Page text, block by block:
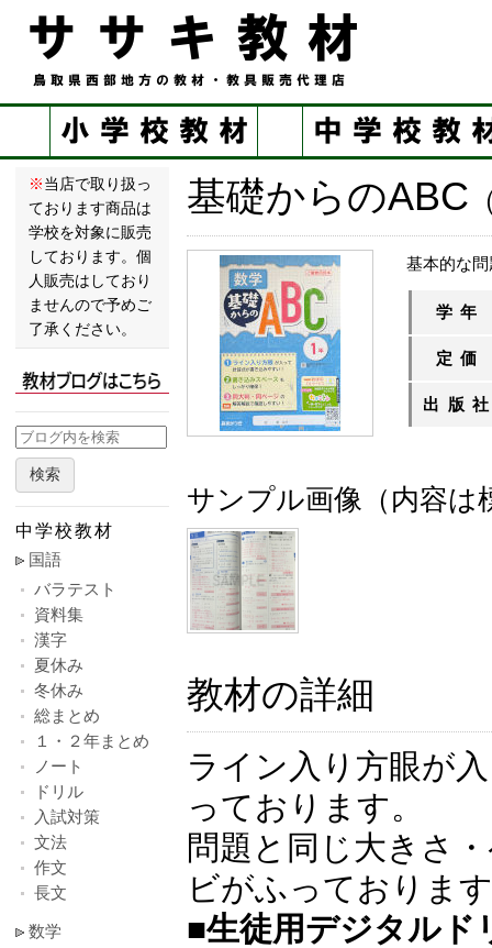
基礎からのABC
基本的な
学年
定価
出版
サンプル画像（内容は
教材の詳細
ライン入り方眼が
っております。
問題と同じ大きさ
ビがふっておりま
■生徒用デジタルド
※ 当店で取り扱っ
ております商品は
学校を対象に販売
しております。個
人販売はしており
ませんので予めご
了承ください。
検索
中学校教材
国語
バラテスト
資料集
漢字
夏休み
冬休み
総まとめ
１・２年まとめ
ノート
ドリル
入試対策
文法
作文
長文
数学